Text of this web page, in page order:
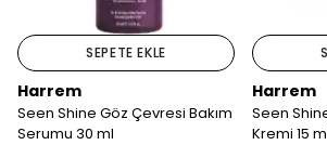
SEPETE EKLE
Harrem
Seen Shine Göz Çevresi Bakım
Serumu 30 ml
Harrem
Seen
Kremi 15